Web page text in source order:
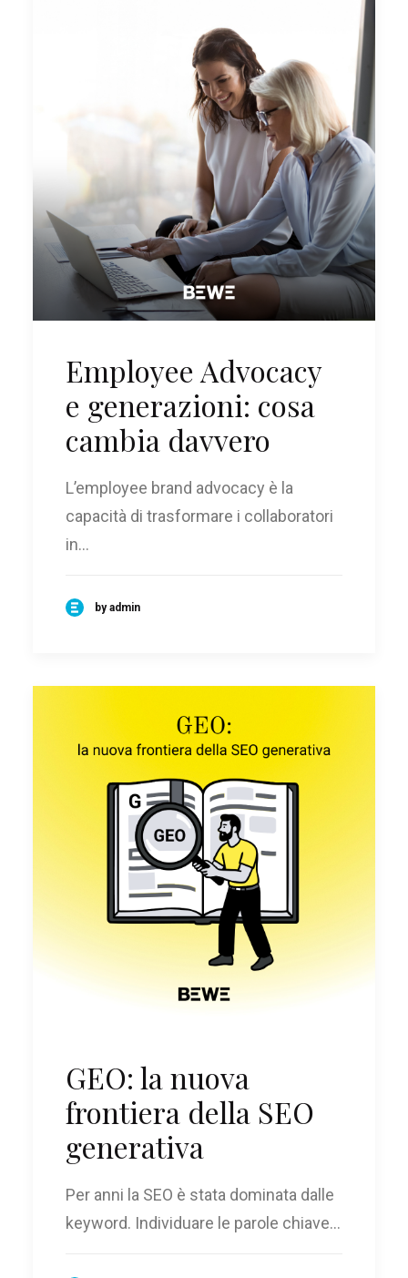
Employee Advocacy
e generazioni: cosa
cambia davvero
L’employee brand advocacy è la
capacità di trasformare i collaboratori
in…
by admin
GEO: la nuova
frontiera della SEO
generativa
Per anni la SEO è stata dominata dalle
keyword. Individuare le parole chiave…